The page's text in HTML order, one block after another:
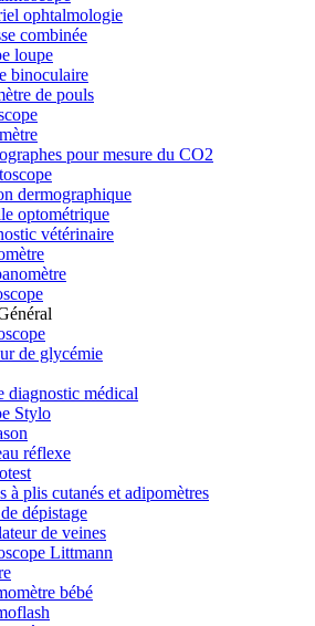
ophtalmologie
combinée
loupe
binoculaire
de pouls
pour mesure du CO2
dermographique
optométrique
vétérinaire
de glycémie
diagnostic médical
Stylo
réflexe
à plis cutanés et adipomètres
dépistage
de veines
Littmann
bébé